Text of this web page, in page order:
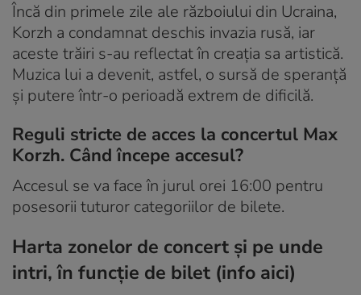
Încă din primele zile ale războiului din Ucraina,
Korzh a condamnat deschis invazia rusă, iar
aceste trăiri s-au reflectat în creația sa artistică.
Muzica lui a devenit, astfel, o sursă de speranță
și putere într-o perioadă extrem de dificilă.
Reguli stricte de acces la concertul Max
Korzh. Când începe accesul?
Accesul se va face în jurul orei 16:00 pentru
posesorii tuturor categoriilor de bilete.
Harta zonelor de concert și pe unde
intri, în funcție de bilet (info aici)